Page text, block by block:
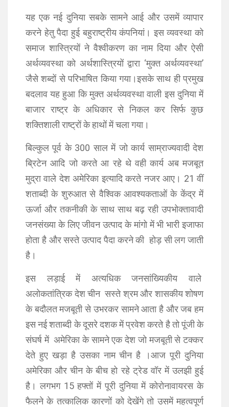
यह एक नई दुनिया सबके सामने आई और उसमें व्यापार
करने हेतु पैदा हुई बहुराष्ट्रीय कंपनियां। इस व्यवस्था को
समाज शास्त्रियों ने वैश्वीकरण का नाम दिया और ऐसी
अर्थव्यवस्था को अर्थशास्त्रियों द्वारा ‘मुक्त अर्थव्यवस्था’
जैसे शब्दों से परिभाषित किया गया।इसके साथ ही प्रमुख
बदलाव यह हुआ कि मुक्त अर्थव्यवस्था वाली इस दुनिया में
बाजार राष्ट्र के अधिकार से निकल कर सिर्फ कुछ
शक्तिशाली राष्ट्रों के हाथों में चला गया।
बिल्कुल पूर्व के 300 साल में जो कार्य साम्राज्यवादी देश
ब्रिटेन आदि जो करते आ रहे थे वही कार्य अब मजबूत
मुद्रा वाले देश अमेरिका इत्यादि करते नजर आए। 21 वीं
शताब्दी के शुरुआत से वैश्विक आवश्यकताओं के केंद्र में
ऊर्जा और तकनीकी के साथ साथ बढ़ रही उपभोक्तावादी
जनसंख्या के लिए जीवन उत्पाद के मांगो में भी भारी इजाफा
होता है और सस्ते उत्पाद पैदा करने की होड़ सी लग जाती
है।
इस लड़ाई में अत्यधिक जनसांख्यिकीय वाले
अलोकतांत्रिक देश चीन सस्ते श्रम और शासकीय शोषण
के बदौलत मजबूती से उभरकर सामने आता है और जब हम
इस नई शताब्दी के दूसरे दशक में प्रवेश करते है तो पूंजी के
संघर्ष में अमेरिका के सामने एक देश जो मजबूती से टक्कर
देते हुए खड़ा है उसका नाम चीन है ।आज पूरी दुनिया
अमेरिका और चीन के बीच हो रहे ट्रेड वॉर में उलझी हुई
है। लगभग 15 हफ्तों में पूरी दुनिया में कोरोनावायरस के
फैलने के तत्कालिक कारणों को देखेंगे तो उसमें महत्वपूर्ण